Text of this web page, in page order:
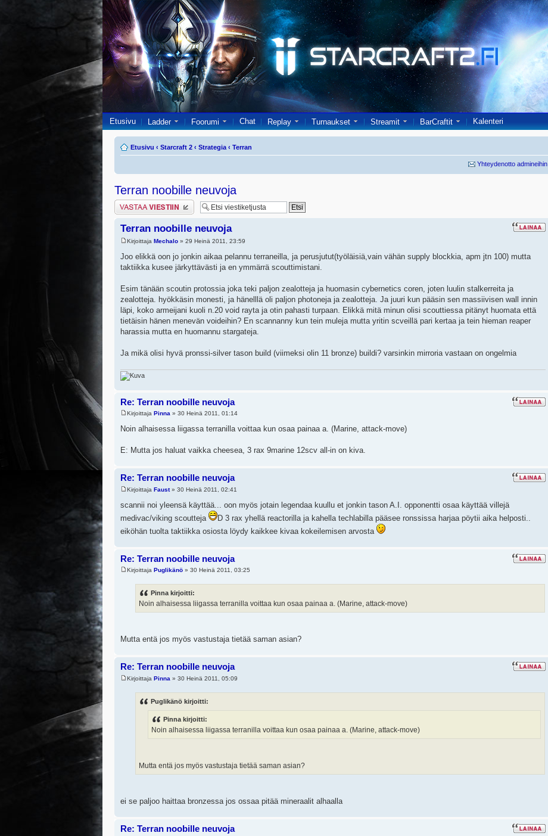
Etusivu Ladder Foorumi Chat Replay Turnaukset Streamit BarCraftit Kalenteri
Etusivu ‹ Starcraft 2 ‹ Strategia ‹ Terran
Yhteydenotto admineihin
Terran noobille neuvoja
Lähetä vastaus
Terran noobille neuvoja
Kirjoittaja Mechalo » 29 Heinä 2011, 23:59
Joo elikkä oon jo jonkin aikaa pelannu terraneilla, ja perusjutut(työläisiä,vain vähän supply blockkia, apm jtn 100) mutta
taktiikka kusee järkyttävästi ja en ymmärrä scouttimistani.
Esim tänään scoutin protossia joka teki paljon zealotteja ja huomasin cybernetics coren, joten luulin stalkerreita ja
zealotteja. hyökkäsin monesti, ja hänelllä oli paljon photoneja ja zealotteja. Ja juuri kun pääsin sen massiivisen wall innin
läpi, koko armeijani kuoli n.20 void rayta ja otin pahasti turpaan. Elikkä mitä minun olisi scouttiessa pitänyt huomata että
tietäisin hänen menevän voideihin? En scannanny kun tein muleja mutta yritin scveillä pari kertaa ja tein hieman reaper
harassia mutta en huomannu stargateja.
Ja mikä olisi hyvä pronssi-silver tason build (viimeksi olin 11 bronze) buildi? varsinkin mirroria vastaan on ongelmia
Re: Terran noobille neuvoja
Kirjoittaja Pinna » 30 Heinä 2011, 01:14
Noin alhaisessa liigassa terranilla voittaa kun osaa painaa a. (Marine, attack-move)
E: Mutta jos haluat vaikka cheesea, 3 rax 9marine 12scv all-in on kiva.
Re: Terran noobille neuvoja
Kirjoittaja Faust» 30 Heinä 2011, 02:41
scannii noi yleensä käyttää... oon myös jotain legendaa kuullu et jonkin tason A.I. opponentti osaa käyttää villejä
medivac/viking scoutteja
D 3 rax yhellä reactorilla ja kahella techlabilla pääsee ronssissa harjaa pöytii aika helposti..
eiköhän tuolta taktiikka osiosta löydy kaikkee kivaa kokeilemisen arvosta
Re: Terran noobille neuvoja
Kirjoittaja Puglikänö » 30 Heinä 2011, 03:25
Pinna kirjoitti:
Noin alhaisessa liigassa terranilla voittaa kun osaa painaa a. (Marine, attack-move)
Mutta entä jos myös vastustaja tietää saman asian?
Re: Terran noobille neuvoja
Kirjoittaja Pinna » 30 Heinä 2011, 05:09
Puglikänö kirjoitti:
Pinna kirjoitti:
Noin alhaisessa liigassa terranilla voittaa kun osaa painaa a. (Marine, attack-move)
Mutta entä jos myös vastustaja tietää saman asian?
ei se paljoo haittaa bronzessa jos ossaa pitää mineraalit alhaalla
Re: Terran noobille neuvoja